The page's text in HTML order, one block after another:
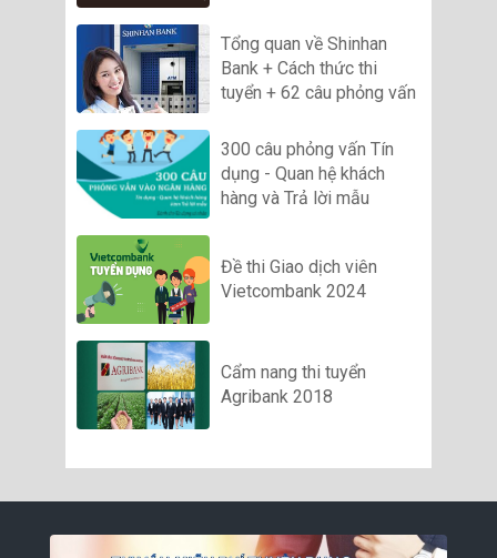
Tổng quan về Shinhan
Bank + Cách thức thi
tuyển + 62 câu phỏng vấn
300 câu phỏng vấn Tín
dụng - Quan hệ khách
hàng và Trả lời mẫu
Đề thi Giao dịch viên
Vietcombank 2024
Cẩm nang thi tuyển
Agribank 2018